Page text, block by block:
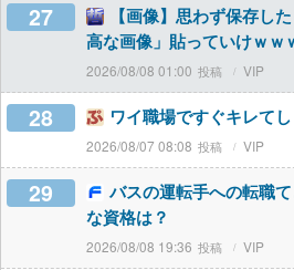
27
【画像】思わず保存し
高な画像」貼っていけｗｗ
2026/08/08 01:00 VIP
28 ワイ職場ですぐキレて
2026/08/07 08:08 VIP
29
バスの運転手への転職
な資格は？
2026/08/08 19:36 VIP